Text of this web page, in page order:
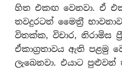
හිත එකඟ වෙනවා. ඒ
තවදුරටත් මෛත‍්‍රී
විතක්ක, විචාර, නිරාමිස
ඒකාග‍්‍රතාවය ඇති පළමු
ලැබෙනවා. එයාට